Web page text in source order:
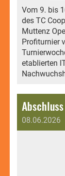
Vom 9. bis
des TC
Muttenz
Profiturnier
etablierten
08.06.2026